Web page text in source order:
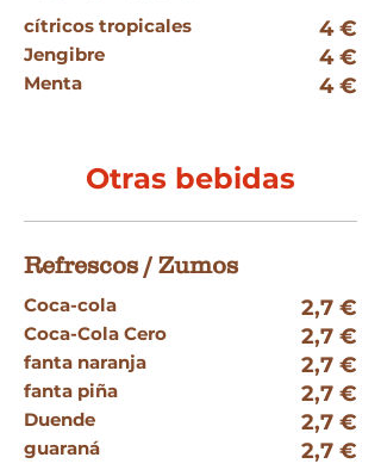
cítricos tropicales 4 €
Jengibre 4 €
Menta 4 €
Otras bebidas
Refrescos / Zumos
Coca-cola 2,7 €
Coca-Cola Cero 2,7 €
fanta naranja 2,7 €
fanta piña 2,7 €
Duende 2,7 €
guaraná 2,7 €